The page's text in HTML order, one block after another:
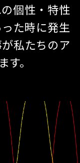
個性・特性
た時に発生
私たちのア
。